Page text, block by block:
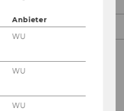
Erfahrungsberichte
Anbieter
WU
WU
WU